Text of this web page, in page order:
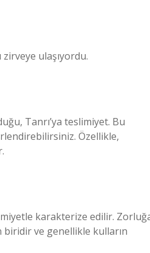
ulaşıyordu.
Tanrı’ya teslimiyet. Bu
Özellikle,
karakterize edilir.
biridir ve genellikle kulların